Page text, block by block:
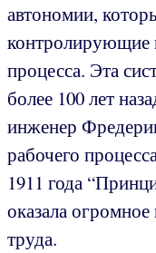
автономии,
контролирующие
процесса. Эта
более 100 лет
инженер
рабочего
1911 года
оказала
труда.